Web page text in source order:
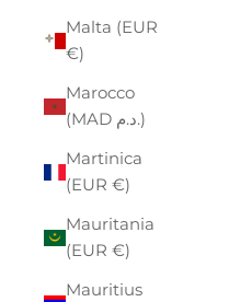
Malta (EUR
€)
Marocco
(MAD د.م.)
Martinica
(EUR €)
Mauritania
(EUR €)
Mauritius